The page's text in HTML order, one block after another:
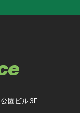
園ビル 3F